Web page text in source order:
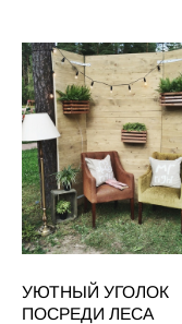
УЮТНЫЙ УГОЛОК
ПОСРЕДИ ЛЕСА